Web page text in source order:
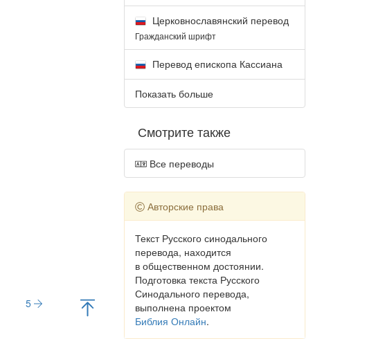
5
Церковнославянский перевод
Гражданский шрифт
Перевод епископа Кассиана
Показать больше
Смотрите также
Все переводы
Авторские права
Текст Русского синодального
перевода, находится
в общественном достоянии.
Подготовка текста Русского
Синодального перевода,
выполнена проектом
Библия Онлайн.